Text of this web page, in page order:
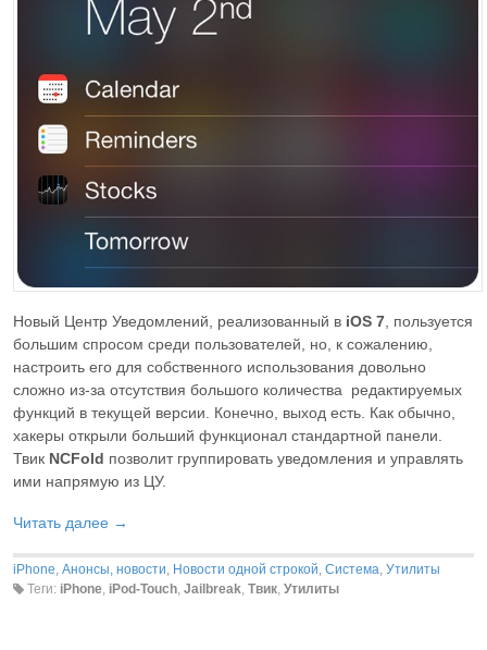
Новый Центр Уведомлений, реализованный в iOS 7 , пользуется
большим спросом среди пользователей, но, к сожалению,
настроить его для собственного использования довольно
сложно из-за отсутствия большого количества редактируемых
функций в текущей версии. Конечно, выход есть. Как обычно,
хакеры открыли больший функционал стандартной панели.
Твик NCFold позволит группировать уведомления и управлять
ими напрямую из ЦУ.
Читать далее →
iPhone, Анонсы, новости, Новости одной строкой, Система, Утилиты
Теги: iPhone, iPod-Touch, Jailbreak, Твик, Утилиты